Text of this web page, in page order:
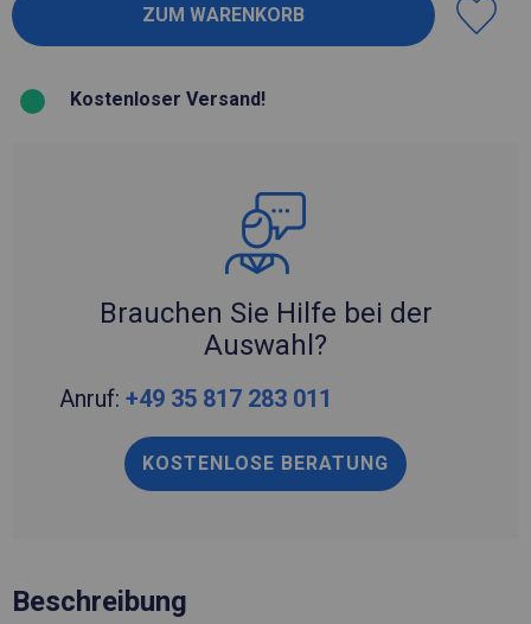
Kostenloser Versand!
Brauchen Sie Hilfe bei der
Auswahl?
Anruf: +49 35 817 283 011
KOSTENLOSE BERATUNG
Beschreibung